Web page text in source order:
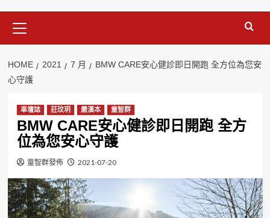
Menu
HOME 2021 7 月
BMW CARE安心健診即日開跑 全方位為您安
心守護
車壇誌 莊玟玥 嚴漢本 童智群
BMW CARE安心健診即日開跑 全方
位為您安心守護
童智群發佈 2021-07-20